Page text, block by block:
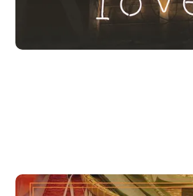
Toàn cảnh về dịp Tết Nguyên